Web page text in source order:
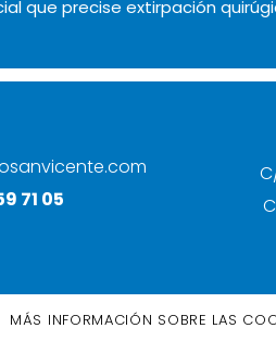
que precise extirpación
71 05
MÁS INFORMACIÓN SOBRE LAS